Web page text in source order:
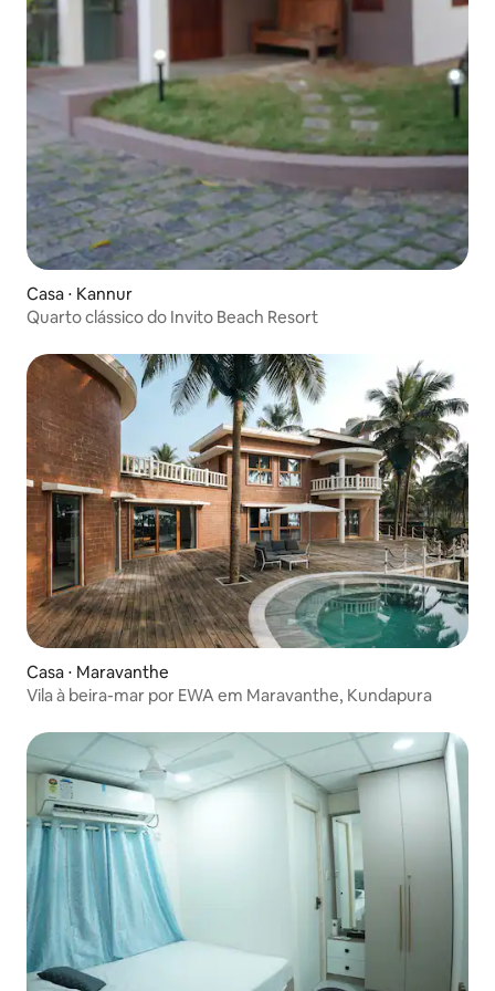
Casa ⋅ Kannur
Quarto clássico do Invito Beach Resort
Casa ⋅ Maravanthe
Vila à beira-mar por EWA em Maravanthe, Kundapura